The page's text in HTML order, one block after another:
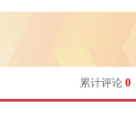
累计评论 0